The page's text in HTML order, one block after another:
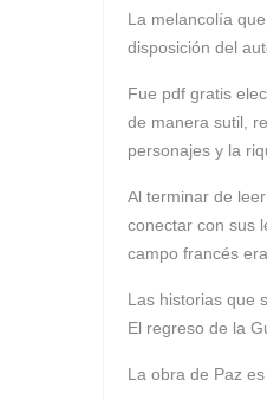
La melancolía
disposición del
Fue pdf gratis
de manera sutil,
personajes y la
Al terminar de
conectar con sus
campo francés
Las historias que
El regreso de la
La obra de Paz